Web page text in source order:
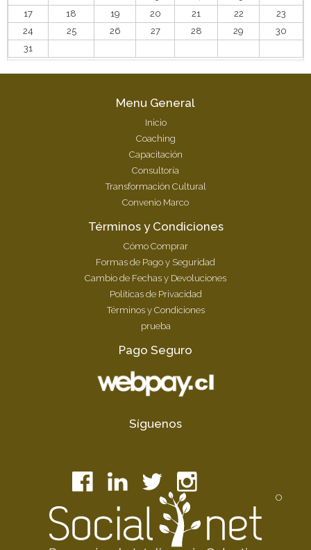
17
18 19 20 21 22
23
24
25 26 27 28 29
30
31
Menu General
Inicio
Coaching
Capacitación
Consultoría
Transformación Cultural
Convenio Marco
Términos y Condiciones
Cómo Comprar
Formas de Pago y Seguridad
Cambio de Fechas y Devoluciones
Políticas de Privacidad
Términos y Condiciones
prueba
Pago Seguro
Síguenos
O